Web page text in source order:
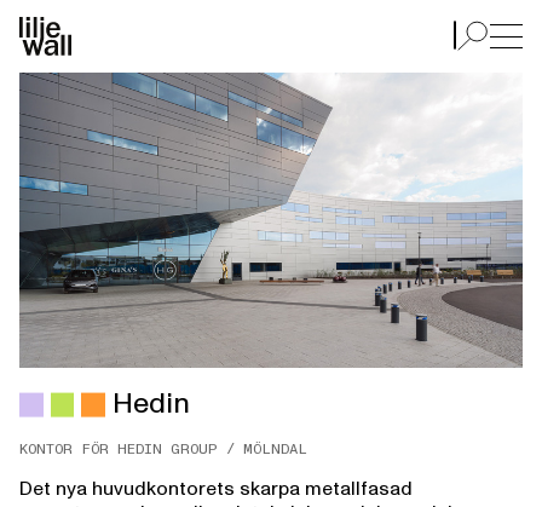
Hedin
Hedin
KONTOR FÖR HEDIN GROUP / MÖLNDAL
Det nya huvudkontorets skarpa metallfasad